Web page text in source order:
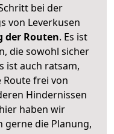
bei der
von Leverkusen
der Routen. Es ist
die sowohl sicher
ist auch ratsam,
Route frei von
Hindernissen
haben wir
gerne die Planung,